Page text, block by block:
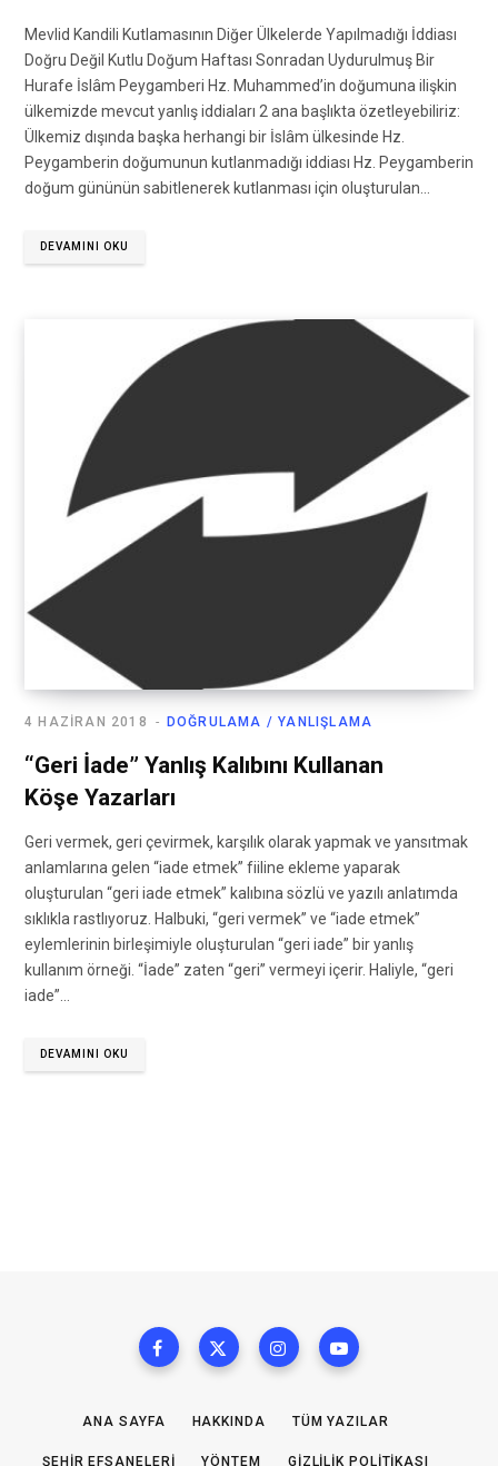
Mevlid Kandili Kutlamasının Diğer Ülkelerde Yapılmadığı İddiası
Doğru Değil Kutlu Doğum Haftası Sonradan Uydurulmuş Bir
Hurafe İslâm Peygamberi Hz. Muhammed’in doğumuna ilişkin
ülkemizde mevcut yanlış iddiaları 2 ana başlıkta özetleyebiliriz:
Ülkemiz dışında başka herhangi bir İslâm ülkesinde Hz.
Peygamberin doğumunun kutlanmadığı iddiası Hz. Peygamberin
doğum gününün sabitlenerek kutlanması için oluşturulan…
DEVAMINI OKU
DOĞRULAMA / YANLIŞLAMA
4 HAZIRAN 2018
“Geri İade” Yanlış Kalıbını Kullanan
Köşe Yazarları
Geri vermek, geri çevirmek, karşılık olarak yapmak ve yansıtmak
anlamlarına gelen “iade etmek” fiiline ekleme yaparak
oluşturulan “geri iade etmek” kalıbına sözlü ve yazılı anlatımda
sıklıkla rastlıyoruz. Halbuki, “geri vermek” ve “iade etmek”
eylemlerinin birleşimiyle oluşturulan “geri iade” bir yanlış
kullanım örneği. “İade” zaten “geri” vermeyi içerir. Haliyle, “geri
iade”…
DEVAMINI OKU
ANA SAYFA HAKKINDA TÜM YAZILAR
ŞEHIR EFSANELERI YÖNTEM GIZLILIK POLITIKASI